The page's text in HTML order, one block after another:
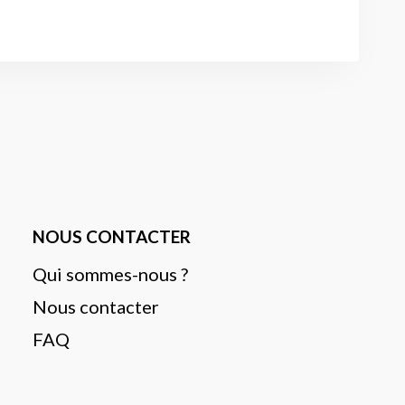
NOUS CONTACTER
Qui sommes-nous ?
Nous contacter
FAQ